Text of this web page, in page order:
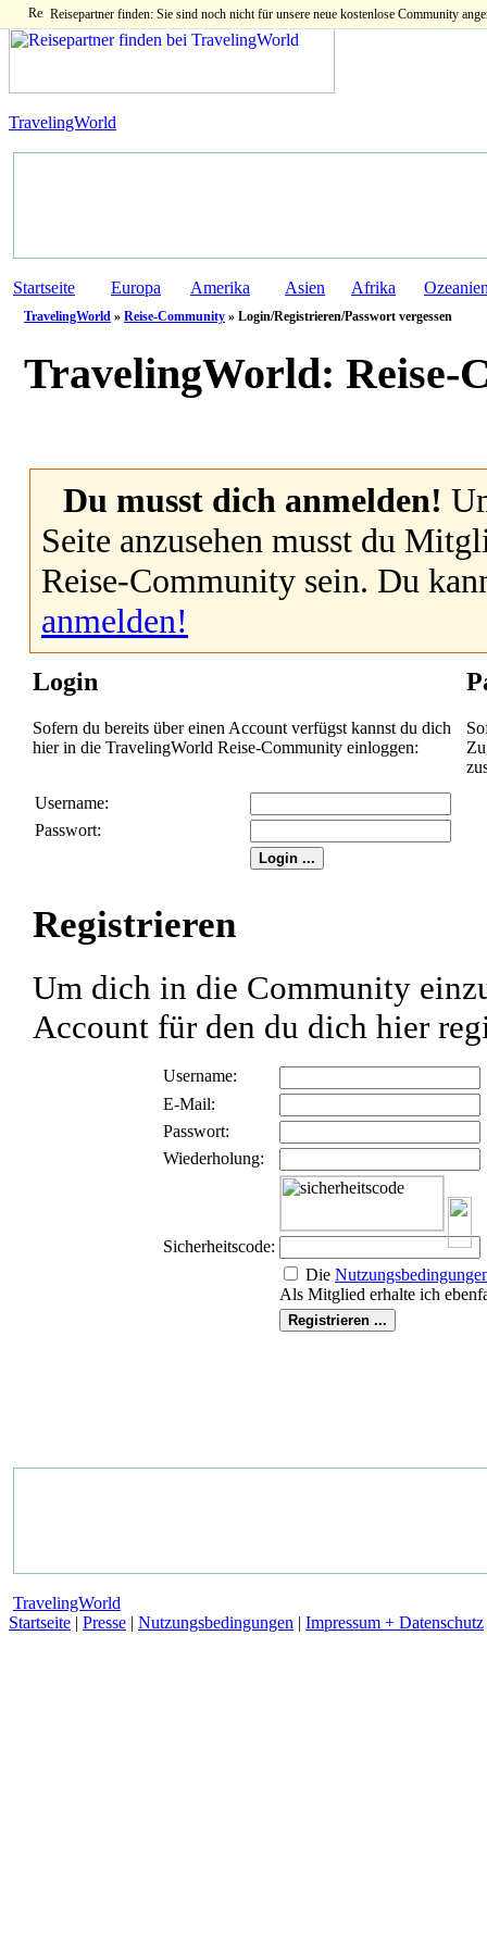
Reisepartner finden: Sie sind noch nicht für unsere neue kostenlose Community
TravelingWorld
Startseite Europa Amerika Asien Afrika
TravelingWorld » Reise-Community » Login/Registrieren/Passwort vergessen
TravelingWorld: Reise-
Du musst dich anmelden!
Seite anzusehen musst du
Reise-Community sein. Du
anmelden!
Login
Sofern du bereits über einen Account verfügst kannst du dich
hier in die TravelingWorld Reise-Community einloggen:
Username:
Passwort:
Registrieren
Um dich in die Community
Account für den du dich hier
Username:
E-Mail:
Passwort:
Wiederholung:
Sicherheitscode:
Die
Als Mitglied erhalte ich
TravelingWorld
Startseite | Presse | Nutzungsbedingungen | Impressum + Datenschutz